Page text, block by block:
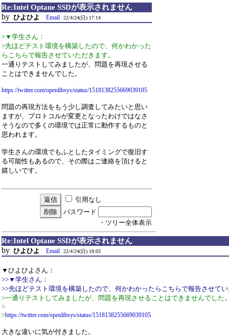
Re:Intel Optane SSDが表示されません
by ひよひよ Email 22/4/24(日) 17:14
>▼学生さん：
>先ほどテスト環境を構築したので、何かわかった
らこちらで報告させていただきます。
一通りテストしてみましたが、問題を再現させる
ことはできませんでした。
https://twitter.com/openlibsys/status/1518138255669039105
問題の再現方法をもう少し調査してみたいと思い
ますが、プロトコルが変更となったわけではなさ
そうなので多くの環境では正常に動作するものと
思われます。
学生さんの環境でもふとしたタイミングで復旧す
る可能性もあるので、その際はご連絡を頂けると
嬉しいです。
引用なし
パスワード
・ツリー全体表示
Re:Intel Optane SSDが表示されません
by ひよひよ Email 22/4/24(日) 18:03
▼ひよひよさん：
>>▼学生さん：
>>先ほどテスト環境を構築したので、何かわかったらこちらで報告させて
>一通りテストしてみましたが、問題を再現させることはできませんでした
>
>https://twitter.com/openlibsys/status/1518138255669039105
大きな違いに気が付きました。